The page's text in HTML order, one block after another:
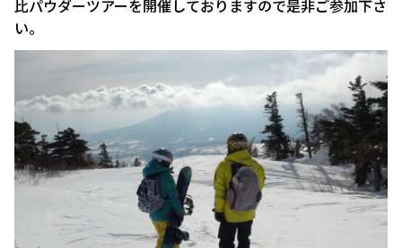
比パウダーツアーを開催しておりますので是非ご参加下さ
い。